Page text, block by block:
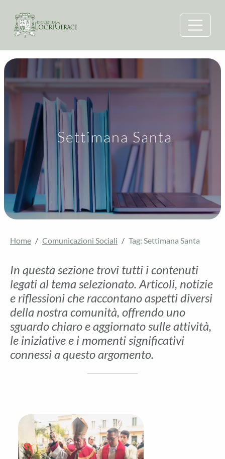
Settimana Santa
Home Comunicazioni Sociali Tag: Settimana Santa
In questa sezione trovi tutti i contenuti
legati al tema selezionato. Articoli, notizie
e riflessioni che raccontano aspetti diversi
della nostra comunità, offrendo uno
sguardo chiaro e aggiornato sulle attività,
le iniziative e i momenti significativi
connessi a questo argomento.